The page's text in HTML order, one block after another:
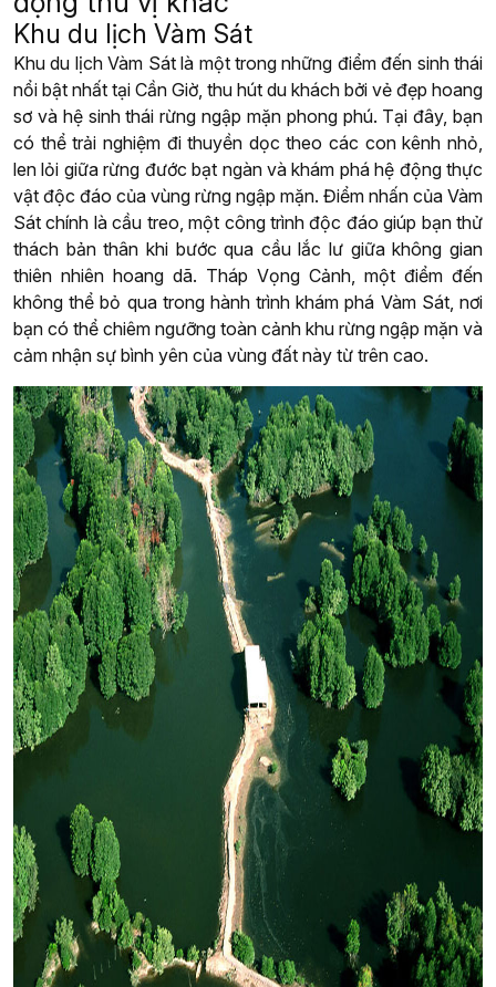
Khu du lịch Vàm Sát
Khu du lịch Vàm Sát là một trong những điểm đến sinh thái
nổi bật nhất tại Cần Giờ, thu hút du khách bởi vẻ đẹp hoang
sơ và hệ sinh thái rừng ngập mặn phong phú. Tại đây, bạn
có thể trải nghiệm đi thuyền dọc theo các con kênh nhỏ,
len lỏi giữa rừng đước bạt ngàn và khám phá hệ động thực
vật độc đáo của vùng rừng ngập mặn. Điểm nhấn của Vàm
Sát chính là cầu treo, một công trình độc đáo giúp bạn thử
thách bản thân khi bước qua cầu lắc lư giữa không gian
thiên nhiên hoang dã. Tháp Vọng Cảnh, một điểm đến
không thể bỏ qua trong hành trình khám phá Vàm Sát, nơi
bạn có thể chiêm ngưỡng toàn cảnh khu rừng ngập mặn và
cảm nhận sự bình yên của vùng đất này từ trên cao.